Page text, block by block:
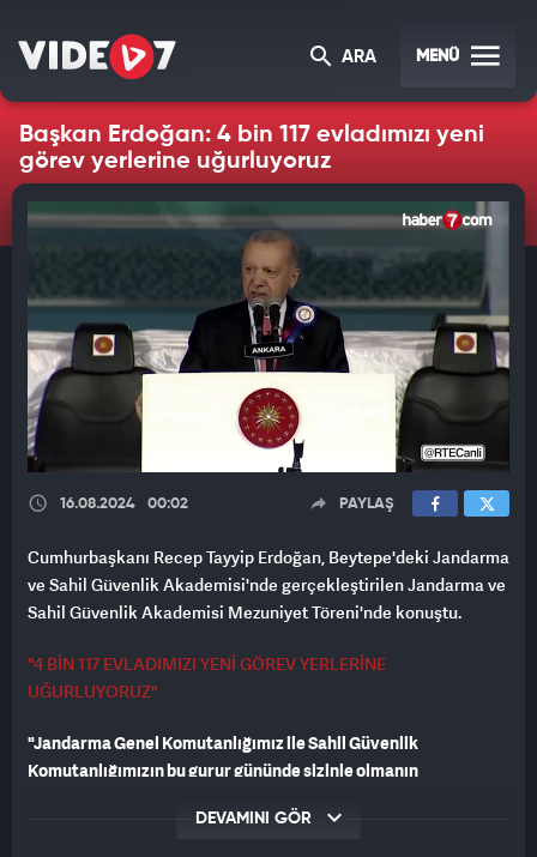
ARA MENÜ
Başkan Erdoğan: 4 bin 117 evladımızı yeni
görev yerlerine uğurluyoruz
16.08.2024 00:02 PAYLAŞ
Cumhurbaşkanı Recep Tayyip Erdoğan, Beytepe'deki Jandarma
ve Sahil Güvenlik Akademisi'nde gerçekleştirilen Jandarma ve
Sahil Güvenlik Akademisi Mezuniyet Töreni'nde konuştu.
"4 BİN 117 EVLADIMIZI YENİ GÖREV YERLERİNE
UĞURLUYORUZ"
"Jandarma Genel Komutanlığımız ile Sahil Güvenlik
Komutanlığımızın bu gurur gününde sizinle olmanın
denizlerimizde görev yapan kahraman arkadaşlarımıza,
DEVAMINI GÖR